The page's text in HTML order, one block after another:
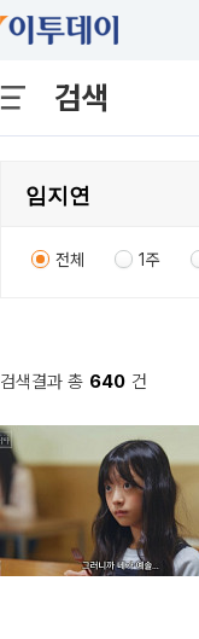
검색
전체 1주
검색결과 총 640 건